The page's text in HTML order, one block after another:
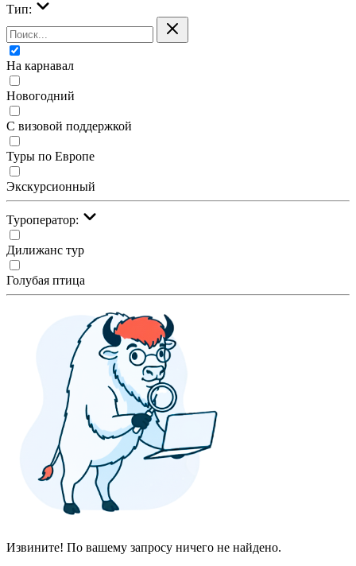
Тип:
На карнавал
Новогодний
С визовой поддержкой
Туры по Европе
Экскурсионный
Туроператор:
Дилижанс тур
Голубая птица
Извините! По вашему запросу ничего не найдено.